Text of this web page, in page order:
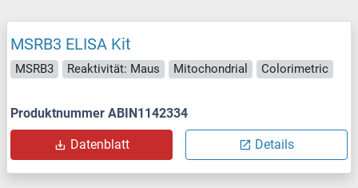
MSRB3 ELISA Kit
MSRB3 Reaktivität: Maus Mitochondrial Colorimetric
Produktnummer ABIN1142334
Datenblatt Details